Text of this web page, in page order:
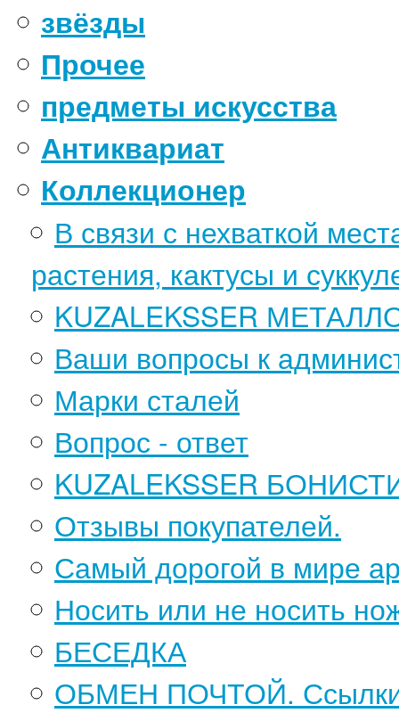
звёзды
Прочее
предметы искусства
Антиквариат
Коллекционер
В связи с нехваткой
растения, кактусы и
KUZALEKSSER
Ваши вопросы к
Марки сталей
Вопрос - ответ
KUZALEKSSER
Отзывы покупателей.
Самый дорогой в мире
Носить или не носить
БЕСЕДКА
ОБМЕН ПОЧТОЙ. Ссылки